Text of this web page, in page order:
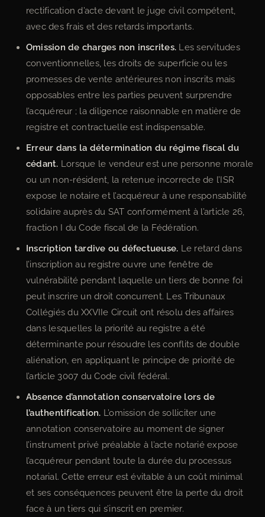
rectification d’acte devant le juge civil compétent,
avec des frais et des retards importants.
Omission de charges non inscrites. Les servitudes
conventionnelles, les droits de superficie ou les
promesses de vente antérieures non inscrits mais
opposables entre les parties peuvent surprendre
l’acquéreur ; la diligence raisonnable en matière de
registre et contractuelle est indispensable.
Erreur dans la détermination du régime fiscal du
cédant. Lorsque le vendeur est une personne morale
ou un non-résident, la retenue incorrecte de l’ISR
expose le notaire et l’acquéreur à une responsabilité
solidaire auprès du SAT conformément à l’article 26,
fraction I du Code fiscal de la Fédération.
Inscription tardive ou défectueuse. Le retard dans
l’inscription au registre ouvre une fenêtre de
vulnérabilité pendant laquelle un tiers de bonne foi
peut inscrire un droit concurrent. Les Tribunaux
Collégiés du XXVIIe Circuit ont résolu des affaires
dans lesquelles la priorité au registre a été
déterminante pour résoudre les conflits de double
aliénation, en appliquant le principe de priorité de
l’article 3007 du Code civil fédéral.
Absence d’annotation conservatoire lors de
l’authentification. L’omission de solliciter une
annotation conservatoire au moment de signer
l’instrument privé préalable à l’acte notarié expose
l’acquéreur pendant toute la durée du processus
notarial. Cette erreur est évitable à un coût minimal
et ses conséquences peuvent être la perte du droit
face à un tiers qui s’inscrit en premier.